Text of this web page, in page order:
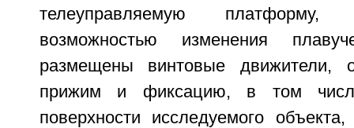
телеуправляемую
возможностью изменения
размещены винтовые движители,
прижим и фиксацию, в том
поверхности исследуемого объекта,